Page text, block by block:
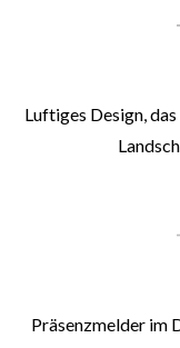
Luftiges Design,
Präsenzmelder im